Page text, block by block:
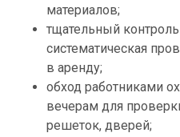
материалов;
тщательный
систематическая
в аренду;
обход работниками
вечерам для
решеток, дверей;